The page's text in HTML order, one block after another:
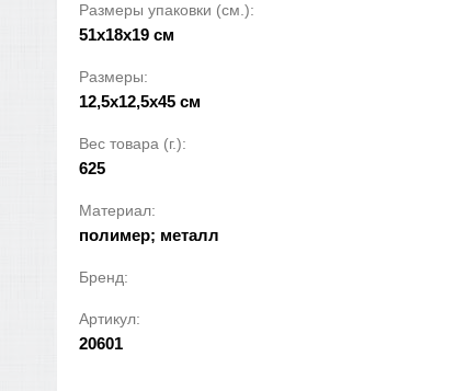
Размеры упаковки (см.):
51x18x19 см
Размеры:
12,5х12,5х45 см
Вес товара (г.):
625
Материал:
полимер; металл
Бренд:
Артикул:
20601